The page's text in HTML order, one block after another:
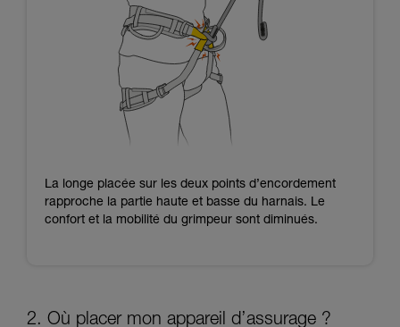
La longe placée sur les deux points d’encordement
rapproche la partie haute et basse du harnais. Le
confort et la mobilité du grimpeur sont diminués.
2. Où placer mon appareil d’assurage ?